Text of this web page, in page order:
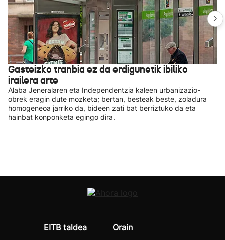
Gasteizko tranbia ez da erdigunetik ibiliko
irailera arte
Alaba Jeneralaren eta Independentzia kaleen urbanizazio-
obrek eragin dute mozketa; bertan, besteak beste, zoladura
homogeneoa jarriko da, bideen zati bat berriztuko da eta
hainbat konponketa egingo dira.
EITB taldea
Orain